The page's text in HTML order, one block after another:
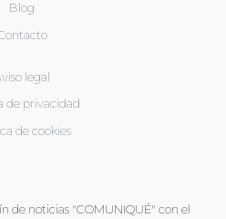
Blog
legal
de privacidad
de cookies
de noticias "COMUNIQUÉ" con el